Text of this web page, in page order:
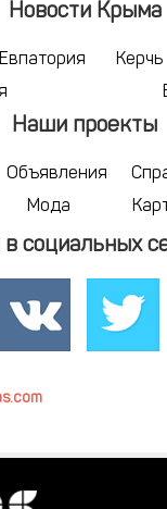
Новости Крыма
Евпатория Керчь
Наши проекты
Объявления
Мода
социальных